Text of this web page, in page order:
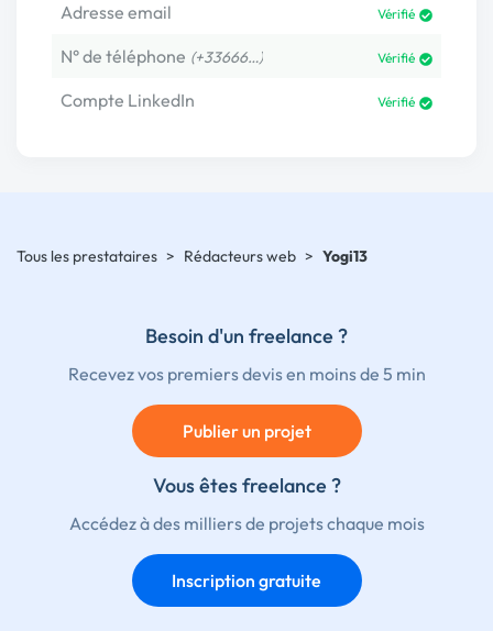
Adresse email Vérifié
N° de téléphone (+33666…) Vérifié
Compte LinkedIn Vérifié
Tous les prestataires > Rédacteurs web > Yogi13
Besoin d'un freelance ?
Recevez vos premiers devis en moins de 5 min
Publier un projet
Vous êtes freelance ?
Accédez à des milliers de projets chaque mois
Inscription gratuite